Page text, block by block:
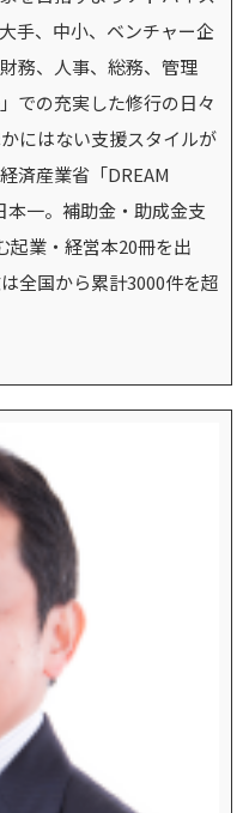
手、中小、ベンチャー企
務、人事、総務、管理
での充実した修行の日々
にはない支援スタイルが
済産業省「DREAM
本一。補助金・助成金支
起業・経営本20冊を出
全国から累計3000件を超